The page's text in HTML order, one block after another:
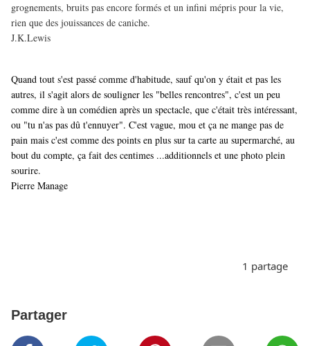
grognements, bruits pas encore formés et un infini mépris pour la vie,
rien que des jouissances de caniche.
J.K.Lewis
Quand tout s'est passé comme d'habitude, sauf qu'on y était et pas les
autres, il s'agit alors de souligner les "belles rencontres", c'est un peu
comme dire à un comédien après un spectacle, que c'était très intéressant,
ou "tu n'as pas dû t'ennuyer". C'est vague, mou et ça ne mange pas de
pain mais c'est comme des points en plus sur ta carte au supermarché, au
bout du compte, ça fait des centimes ...additionnels et une photo plein
sourire.
Pierre Manage
1 partage
Partager